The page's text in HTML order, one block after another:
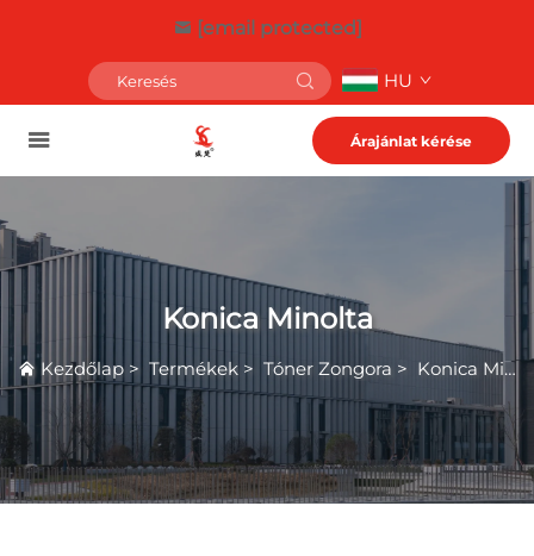
[email protected]
HU
Árajánlat kérése
Konica Minolta
Kezdőlap > Termékek > Tóner Zongora > Konica Minolta